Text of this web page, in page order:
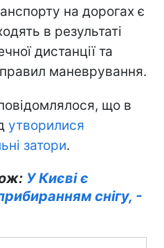
на дорогах є
в результаті
дистанції та
маневрування.
що в
утворилися
затори.
У Києві є
снігу, -